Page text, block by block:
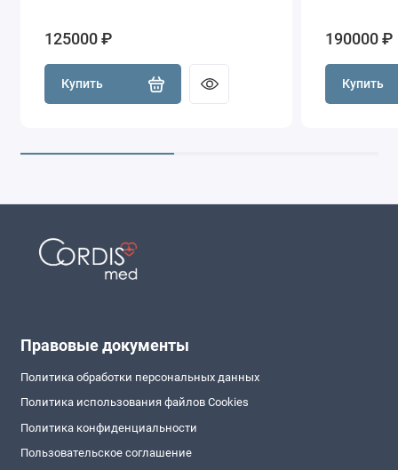
125000 ₽
Купить
190000 ₽
Купить
Правовые документы
Политика обработки персональных данных
Политика использования файлов Cookies
Политика конфиденциальности
Пользовательское соглашение